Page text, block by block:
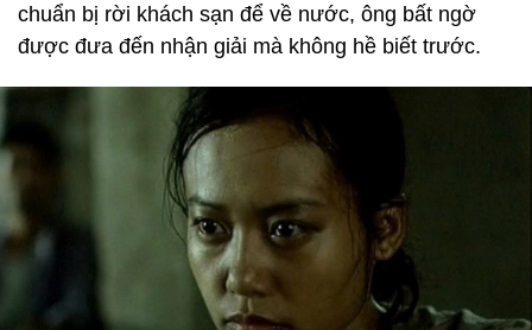
chuẩn bị rời khách sạn để về nước, ông bất ngờ
được đưa đến nhận giải mà không hề biết trước.